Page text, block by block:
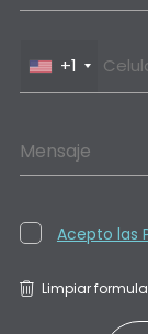
+1
Mensaje
Acepto las
Limpiar